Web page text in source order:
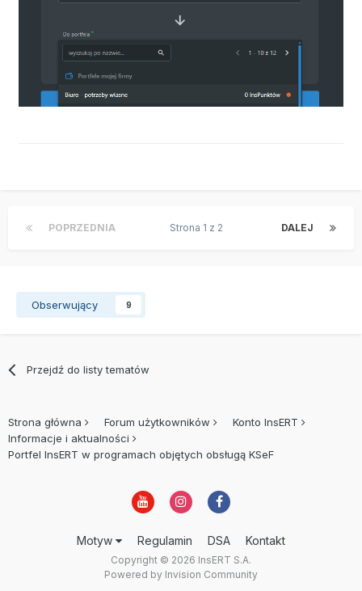
POPRZEDNIA DALEJ
Strona 1 z 2
Obserwujący 9
Przejdź do listy tematów
Strona główna Forum użytkowników
Konto InsERT
Informacje i aktualności
Portfel InsERT w programach objętych obsługą KSeF
Motyw Regulamin DSA Kontakt
Copyright © 2026 InsERT S.A.
Powered by Invision Community